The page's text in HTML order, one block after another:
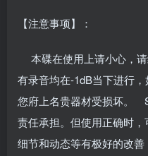
【注意事项】：
本碟在使用上请小心，
有录音均在-1dB当下进行
您府上名贵器材受损坏。
责任承担。但使用正确时，
细节和动态等有极好的改